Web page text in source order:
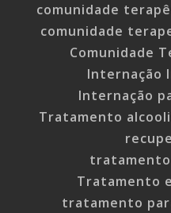
comunidade
comunidade
Comunidade
Internação
Internação
Tratamento
Tratamento
tratamento